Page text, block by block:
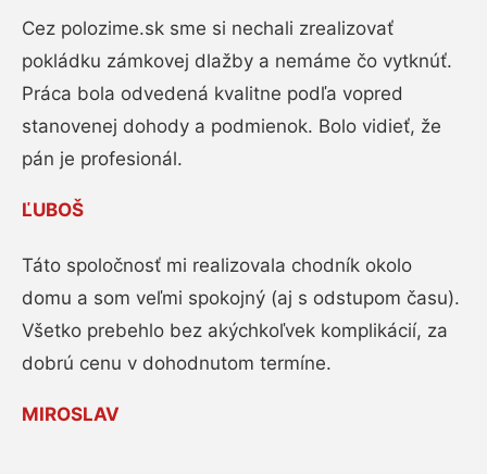
Cez polozime.sk sme si nechali zrealizovať
pokládku zámkovej dlažby a nemáme čo vytknúť.
Práca bola odvedená kvalitne podľa vopred
stanovenej dohody a podmienok. Bolo vidieť, že
pán je profesionál.
ĽUBOŠ
Táto spoločnosť mi realizovala chodník okolo
domu a som veľmi spokojný (aj s odstupom času).
Všetko prebehlo bez akýchkoľvek komplikácií, za
dobrú cenu v dohodnutom termíne.
MIROSLAV